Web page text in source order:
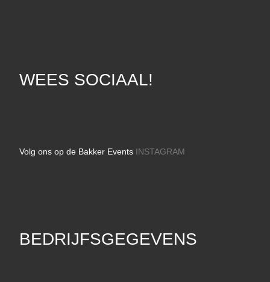
WEES SOCIAAL!
Volg ons op de Bakker Events INSTAGRAM
BEDRIJFSGEGEVENS